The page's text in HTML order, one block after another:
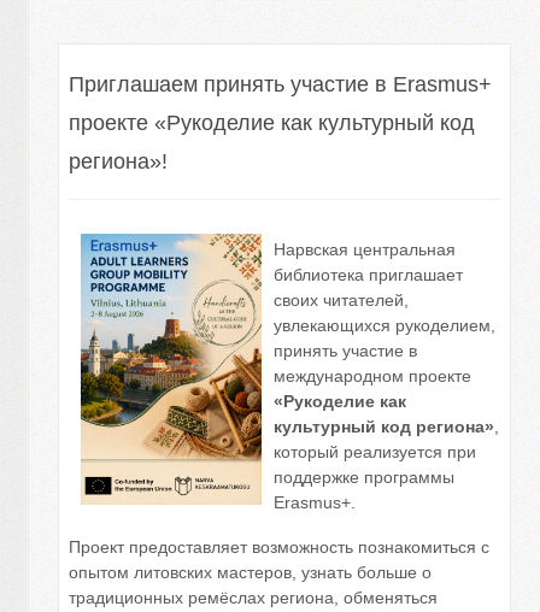
Приглашаем принять участие в Erasmus+
проекте «Рукоделие как культурный код
региона»!
Нарвская центральная
библиотека приглашает
своих читателей,
увлекающихся рукоделием,
принять участие в
международном проекте
«Рукоделие как
культурный код региона»,
который реализуется при
поддержке программы
Erasmus+.
Проект предоставляет возможность познакомиться с
опытом литовских мастеров, узнать больше о
традиционных ремёслах региона, обменяться